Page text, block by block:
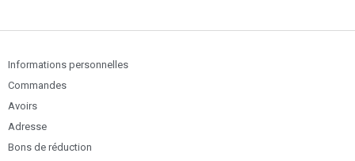
Informations personnelles
Commandes
Avoirs
Adresse
Bons de réduction